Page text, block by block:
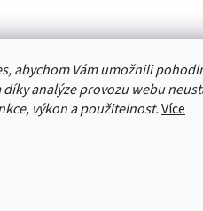
abychom Vám umožnili
analýze provozu webu
výkon a použitelnost.Více